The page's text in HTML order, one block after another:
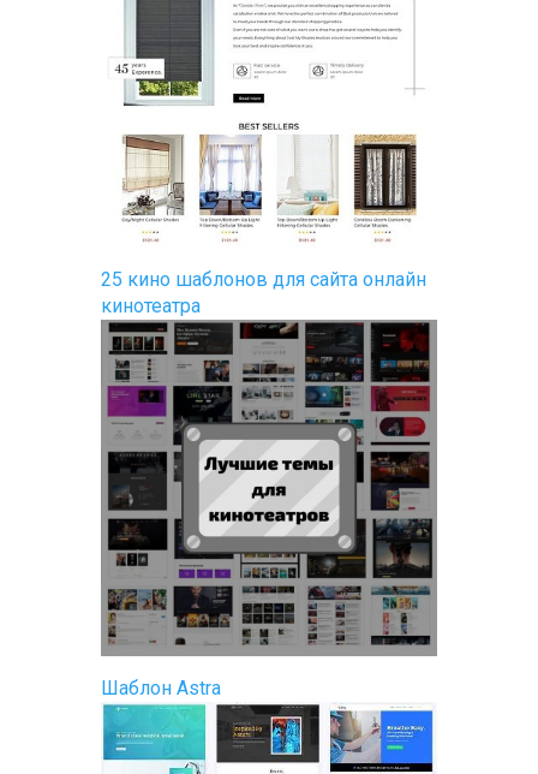
25 кино шаблонов для сайта онлайн
кинотеатра
Шаблон Astra